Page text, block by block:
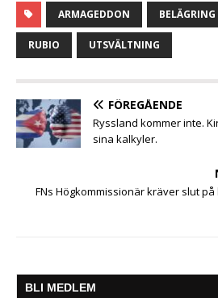
c
e
b
o
i
t
t
e
t
s
A
s
s
n
r
a
i
ARMAGEDDON BELÄGRING
RUBIO UTSVÄLTNING
FÖREGÅENDE
Ryssland kommer inte.
sina kalkyler.
FNs Högkommissionär kräver slut
BLI MEDLEM